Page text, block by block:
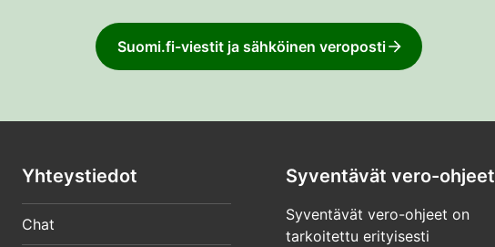
Suomi.fi-viestit ja sähköinen veroposti
Yhteystiedot
Chat
Syventävät vero-ohjeet
Syventävät vero-ohjeet on
tarkoitettu erityisesti